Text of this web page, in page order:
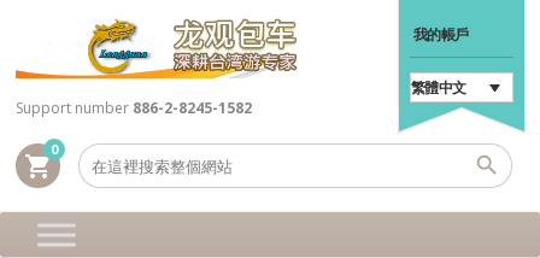
我的帳戶
繁體中文
shopping_cart
0
Support number 886-2-8245-1582